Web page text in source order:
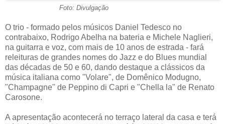
Foto: Divulgação
O trio - formado pelos músicos Daniel Tedesco no
contrabaixo, Rodrigo Abelha na bateria e Michele Naglieri,
na guitarra e voz, com mais de 10 anos de estrada - fará
releituras de grandes nomes do Jazz e do Blues mundial
das décadas de 50 e 60, dando destaque a clássicos da
música italiana como "Volare", de Domênico Modugno,
"Champagne" de Peppino di Capri e "Chella la" de Renato
Carosone.
A apresentação acontecerá no terraço lateral da casa e terá